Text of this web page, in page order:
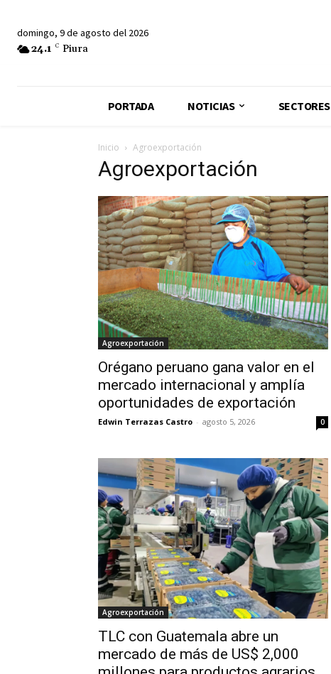
domingo, 9 de agosto del 2026
24.1 C Piura
PORTADA NOTICIAS SECTORES
Inicio Agroexportación
Agroexportación
Agroexportación
Orégano peruano gana valor en el
mercado internacional y amplía
oportunidades de exportación
Edwin Terrazas Castro - agosto 5, 2026 0
Agroexportación
TLC con Guatemala abre un
mercado de más de US$ 2,000